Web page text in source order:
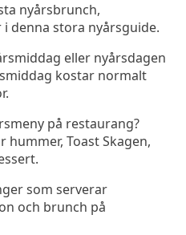
nyårsbrunch,
denna stora nyårsguide.
eller nyårsdagen
kostar normalt
på restaurang?
hummer, Toast Skagen,
som serverar
och brunch på